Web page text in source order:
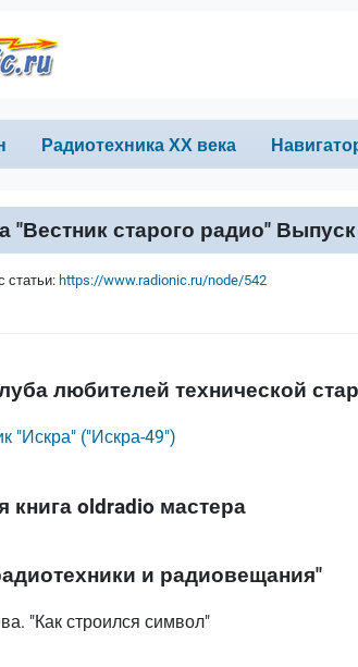
Радиотехника ХХ века
"Вестник старого радио"
статьи: https://www.radionic.ru/node/542
любителей технической
"Искра" ("Искра-49")
книга oldradio мастера
и радиовещания"
"Как строился символ"